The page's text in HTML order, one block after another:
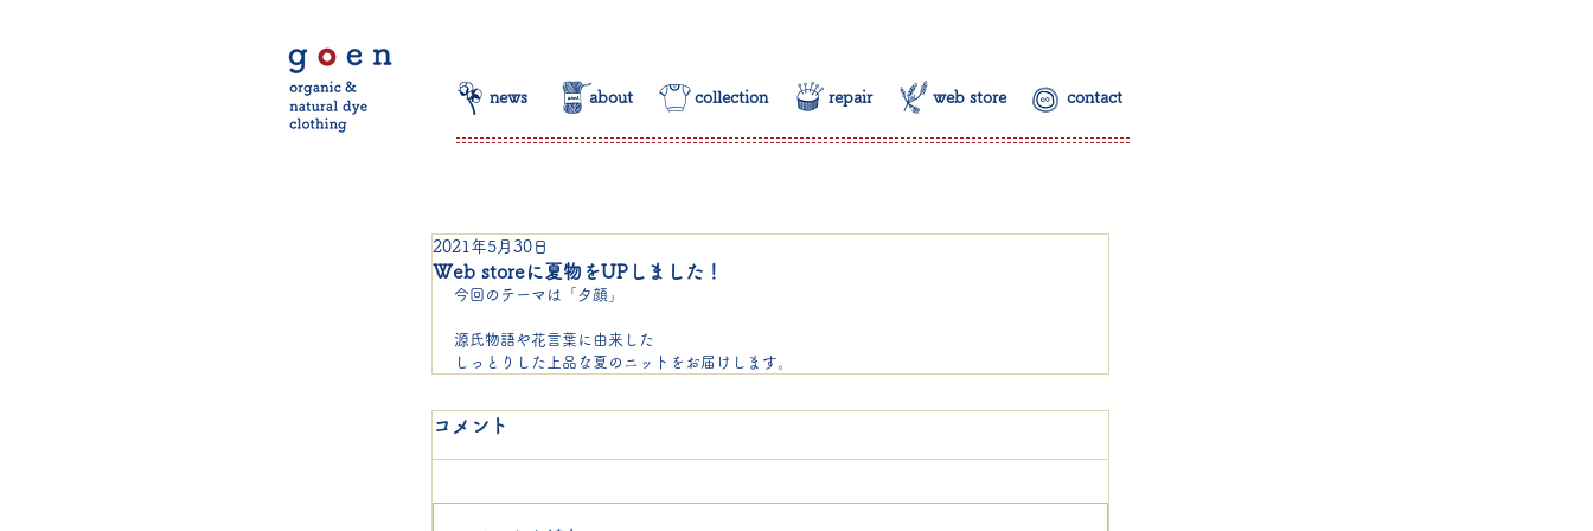
news about collection repair web store contact
Web storeに夏物をUPしました！
2021年5月30日
今回のテーマは「夕顔」
源氏物語や花言葉に由来した
しっとりした上品な夏のニットをお届けします。
コメント